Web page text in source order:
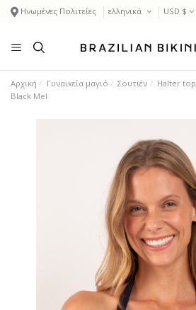
Ηνωμένες Πολιτείες ελληνικά USD $
Αρχική Γυναικεία μαγιό Σουτιέν Halter top
Black Mel